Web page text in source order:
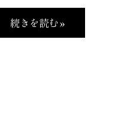
続きを読む »